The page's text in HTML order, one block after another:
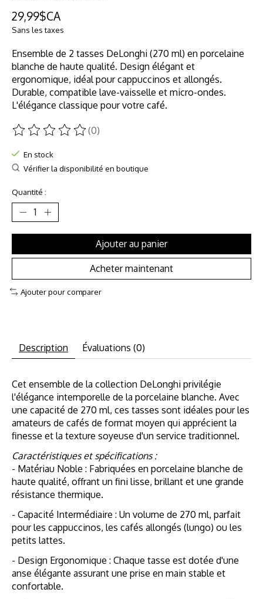
29,99$CA
Sans les taxes
Ensemble de 2 tasses DeLonghi (270 ml) en porcelaine
blanche de haute qualité. Design élégant et
ergonomique, idéal pour cappuccinos et allongés.
Durable, compatible lave-vaisselle et micro-ondes.
L'élégance classique pour votre café.
Ce produit est évalué à
(0)
En stock
Vérifier la disponibilité en boutique
Quantité :
Ajouter au panier
Acheter maintenant
Ajouter pour comparer
Description Évaluations (0)
Cet ensemble de la collection DeLonghi privilégie
l'élégance intemporelle de la porcelaine blanche. Avec
une capacité de 270 ml, ces tasses sont idéales pour les
amateurs de cafés de format moyen qui apprécient la
finesse et la texture soyeuse d'un service traditionnel.
Caractéristiques et spécifications :
- Matériau Noble : Fabriquées en porcelaine blanche de
haute qualité, offrant un fini lisse, brillant et une grande
résistance thermique.
- Capacité Intermédiaire : Un volume de 270 ml, parfait
pour les cappuccinos, les cafés allongés (lungo) ou les
petits lattes.
- Design Ergonomique : Chaque tasse est dotée d'une
anse élégante assurant une prise en main stable et
confortable.